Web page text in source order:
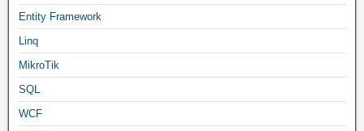
Entity Framework
Linq
MikroTik
SQL
WCF